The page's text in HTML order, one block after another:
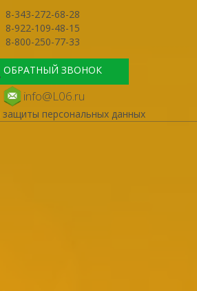
8-343-272-68-28
8-922-109-48-15
8-800-250-77-33
ОБРАТНЫЙ ЗВОНОК
info@L06.ru
персональных данных